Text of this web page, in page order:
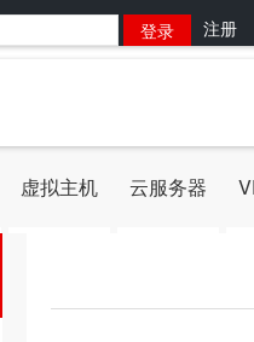
注册
虚拟主机 云服务器